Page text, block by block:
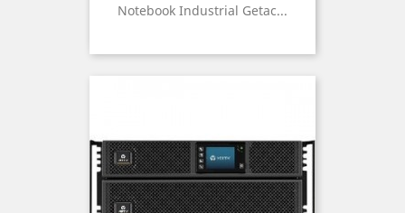
Notebook Industrial Getac...